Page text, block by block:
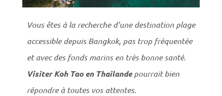
Vous êtes à la recherche d’une destination plage
accessible depuis Bangkok, pas trop fréquentée
et avec des fonds marins en très bonne santé.
Visiter Koh Tao en Thailandepourrait bien
répondre à toutes vos attentes.